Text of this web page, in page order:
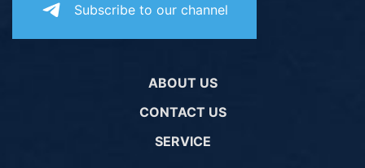
Subscribe to our channel
ABOUT US
CONTACT US
SERVICE